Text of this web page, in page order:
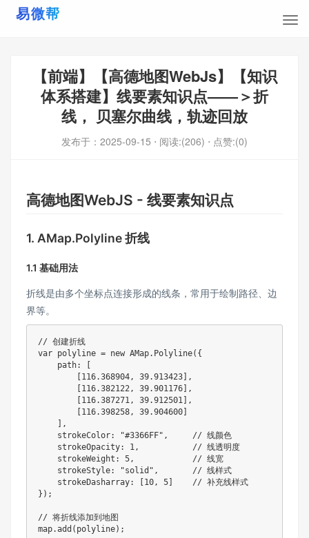
【前端】【高德地图WebJs】【知识
体系搭建】线要素知识点——＞折
线， 贝塞尔曲线，轨迹回放
发布于： 2025-09-15 ⋅ 阅读:(206) ⋅ 点赞:(0)
高德地图WebJS - 线要素知识点
1. AMap.Polyline 折线
1.1 基础用法
折线是由多个坐标点连接形成的线条，常用于绘制路径、边
界等。
// 创建折线
var polyline = new AMap. Polyline( {
    path
:
116.368904, 39.913423
,
116.382122, 39.901176
,
116.387271, 39.912501
,
116.398258, 39.904600
,
    strokeColor
: "#3366FF" ,
// 线颜色
    strokeOpacity
: 1,
// 线透明度
    strokeWeight
: 5,
// 线宽
    strokeStyle
: "solid" ,
// 线样式
    strokeDasharray
: 10, 5
// 补充线样式
} ) ;
// 将折线添加到地图
map.add ( polyline) ;